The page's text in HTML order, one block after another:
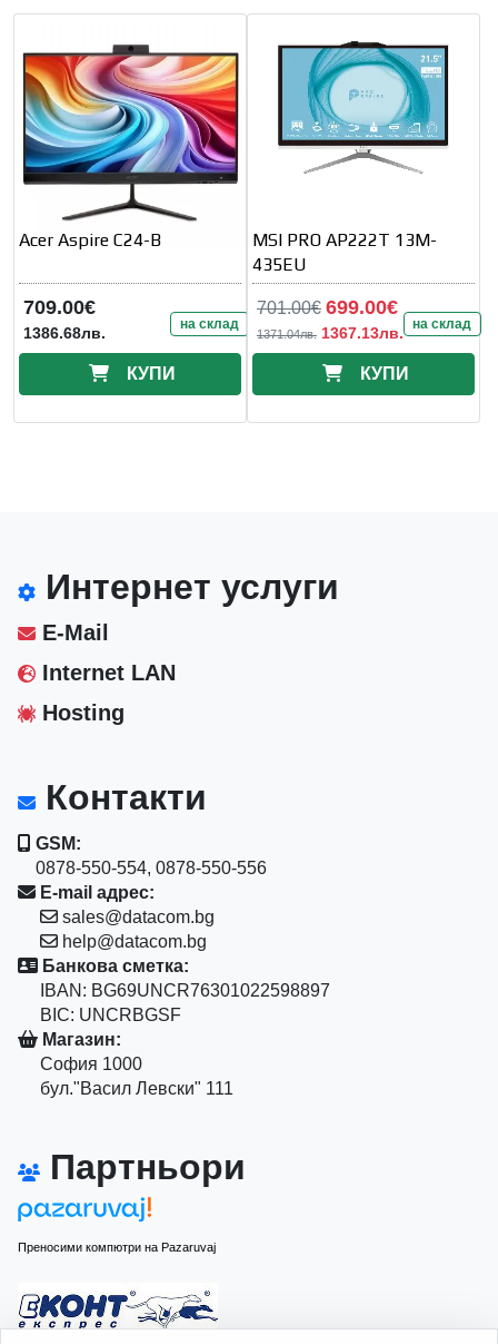
Acer Aspire C24-B
709.00€
1386.68лв. на склад
КУПИ
MSI PRO AP222T 13M-
435EU
701.00€ 699.00€
1371.04лв. 1367.13лв. на склад
КУПИ
Интернет услуги
E-Mail
Internet LAN
Hosting
Контакти
GSM:
0878-550-554, 0878-550-556
E-mail адрес:
sales@datacom.bg
help@datacom.bg
Банкова сметка:
IBAN: BG69UNCR76301022598897
BIC: UNCRBGSF
Магазин:
София 1000
бул."Васил Левски" 111
Партньори
Преносими компютри на Pazaruvaj